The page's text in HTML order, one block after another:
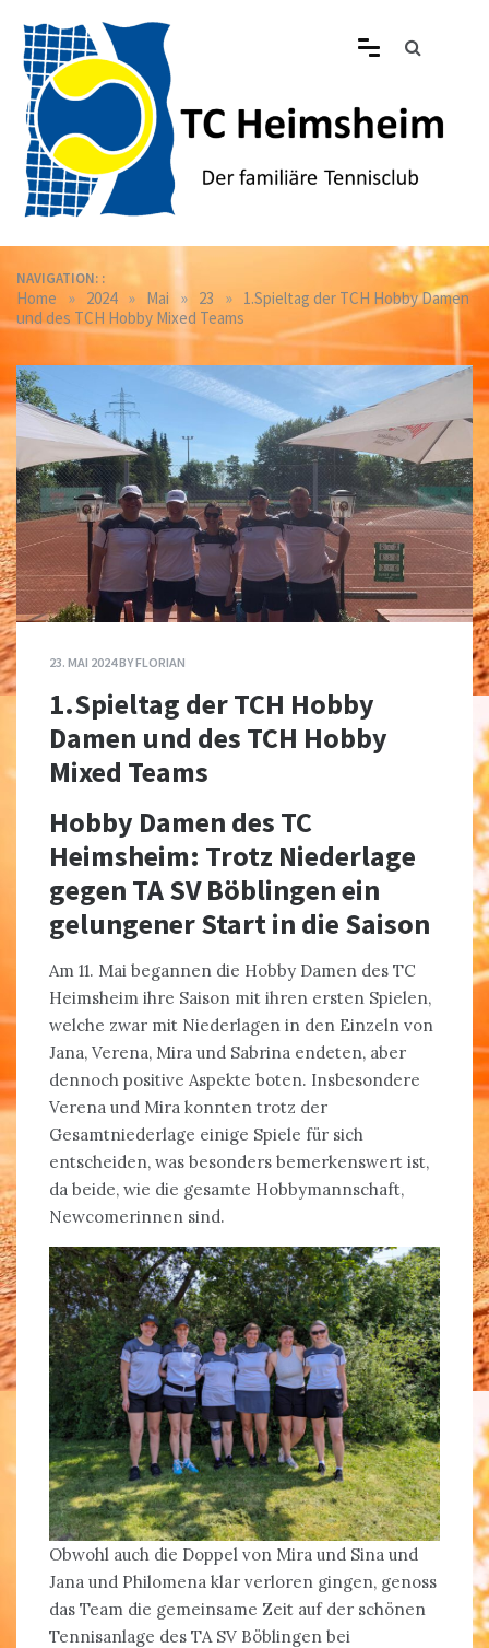
content
Tennisclub Heimsheim
NAVIGATION: :
Home » 2024 » Mai » 23 » 1.Spieltag der TCH Hobby Damen
und des TCH Hobby Mixed Teams
23. MAI 2024BYFLORIAN
1.Spieltag der TCH Hobby
Damen und des TCH Hobby
Mixed Teams
Hobby Damen des TC
Heimsheim: Trotz Niederlage
gegen TA SV Böblingen ein
gelungener Start in die Saison
Am 11. Mai begannen die Hobby Damen des TC
Heimsheim ihre Saison mit ihren ersten Spielen,
welche zwar mit Niederlagen in den Einzeln von
Jana, Verena, Mira und Sabrina endeten, aber
dennoch positive Aspekte boten. Insbesondere
Verena und Mira konnten trotz der
Gesamtniederlage einige Spiele für sich
entscheiden, was besonders bemerkenswert ist,
da beide, wie die gesamte Hobbymannschaft,
Newcomerinnen sind.
Obwohl auch die Doppel von Mira und Sina und
Jana und Philomena klar verloren gingen, genoss
das Team die gemeinsame Zeit auf der schönen
Tennisanlage des TA SV Böblingen bei